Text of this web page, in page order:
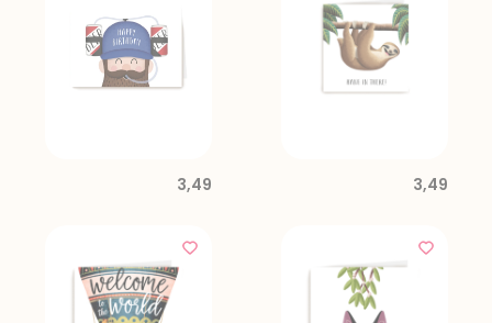
3,49 3,49